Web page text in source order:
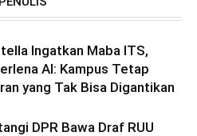
Ingatkan Maba ITS,
AI: Kampus Tetap
yang Tak Bisa Digantikan
DPR Bawa Draf RUU